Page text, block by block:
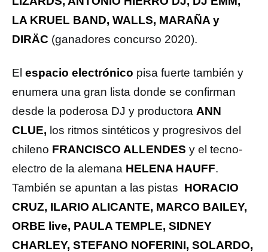
LA KRUEL BAND, WALLS, MARAÑA y
DIRÄC (ganadores concurso 2020).
El espacio electrónico pisa fuerte también y
enumera una gran lista donde se confirman
desde la poderosa DJ y productora ANN
CLUE, los ritmos sintéticos y progresivos del
chileno FRANCISCO ALLENDES y el tecno-
electro de la alemana HELENA HAUFF.
También se apuntan a las pistas HORACIO
CRUZ, ILARIO ALICANTE, MARCO BAILEY,
ORBE live, PAULA TEMPLE, SIDNEY
CHARLEY, STEFANO NOFERINI, SOLARDO,